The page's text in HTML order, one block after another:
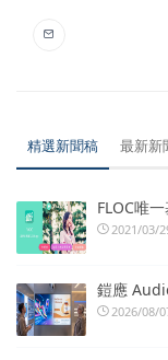
精選新聞稿 最新新
FLOC唯
2021/03/
鎧應
2026/08/